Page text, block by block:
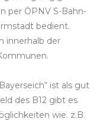
per ÖPNV S-Bahn-
bedient.
innerhalb der
ist als gut
des B12 gibt es
wie. z.B.